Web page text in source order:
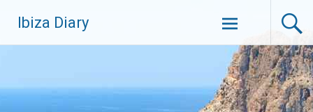
Inhalt
springen
Ibiza Diary